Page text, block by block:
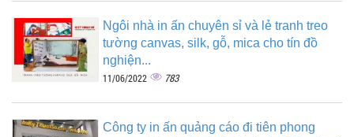
Ngôi nhà in ấn chuyên sỉ và lẻ tranh treo
tường canvas, silk, gỗ, mica cho tín đồ
nghiện...
11/06/2022 783
Công ty in ấn quảng cáo đi tiên phong